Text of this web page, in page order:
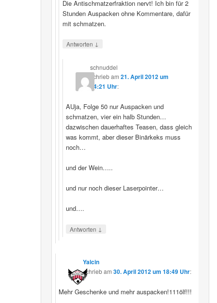
Die Antischmatzerfraktion nervt! Ich bin für 2
Stunden Auspacken ohne Kommentare, dafür
mit schmatzen.
Antworten ↓
schnuddel
schriebam21. April 2012 um
04:21 Uhr:
AUja, Folge 50 nur Auspacken und
schmatzen, vier ein halb Stunden…
dazwischen dauerhaftes Teasen, dass gleich
was kommt, aber dieser Binärkeks muss
noch…
und der Wein…..
und nur noch dieser Laserpointer…
und….
Antworten ↓
Yalcin
schriebam30. April 2012 um 18:49 Uhr:
Mehr Geschenke und mehr auspacken!111ölf!!!